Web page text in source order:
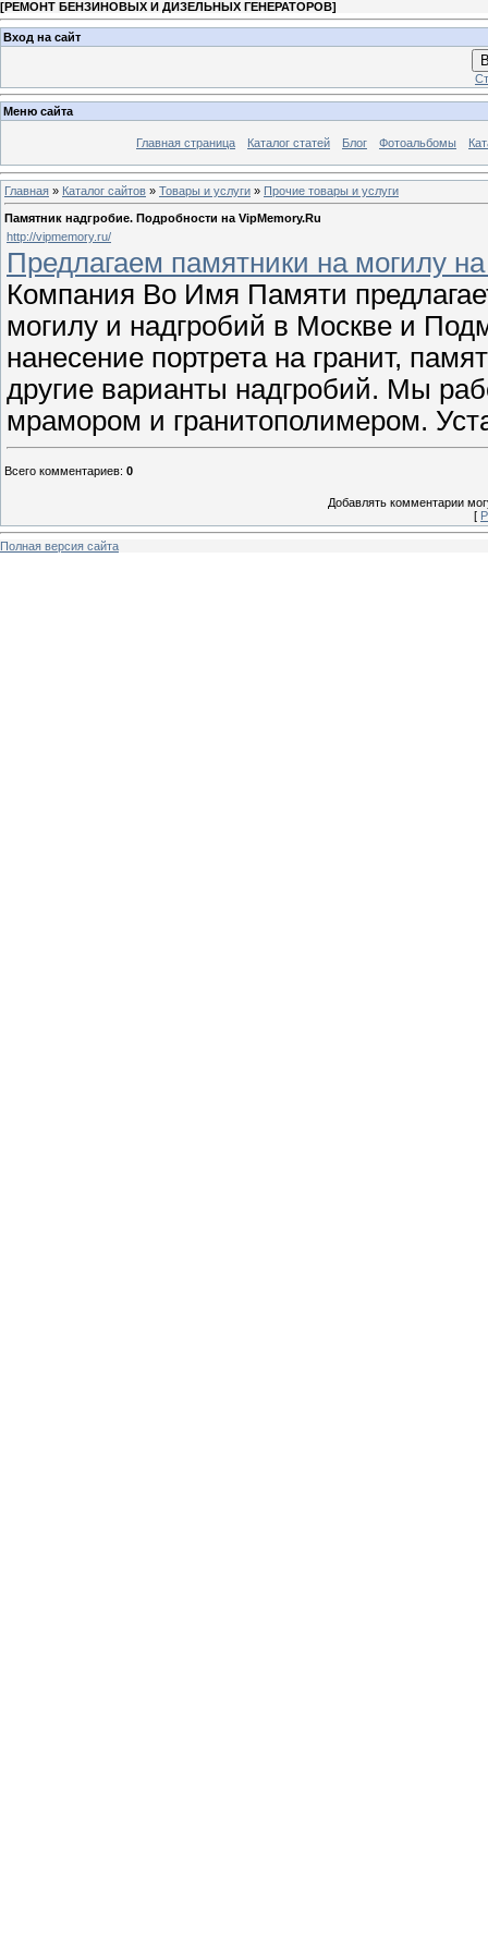
[РЕМОНТ БЕНЗИНОВЫХ И ДИЗЕЛЬНЫХ ГЕНЕРАТОРОВ]
Вход на сайт
Меню сайта
Главная страница Каталог статей Блог Фотоальбомы
Главная » Каталог сайтов » Товары и услуги » Прочие товары и услуги
Памятник надгробие. Подробности на VipMemory.Ru
http://vipmemory.ru/
Предлагаем памятники на могилу
Компания Во Имя Памяти
могилу и надгробий в Москве и
нанесение портрета на гранит,
другие варианты надгробий. Мы
мрамором и гранитополимером.
Всего комментариев: 0
Добавлять комментарии
[
Полная версия сайта